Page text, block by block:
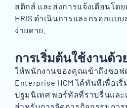
สติกส์ และส่งการแจ้งเตือนโด
HRIS ดำเนินการและกรอกแบบ
ง่ายดาย.
การเริ่มต้นใช้งานด้ว
ให้พนักงานของคุณเข้าถึงซอฟต์
Enterprise HCM ได้ทันทีเพื่อเ
ปฐมนิเทศ พอร์ทัลที่ราบรื่นและ